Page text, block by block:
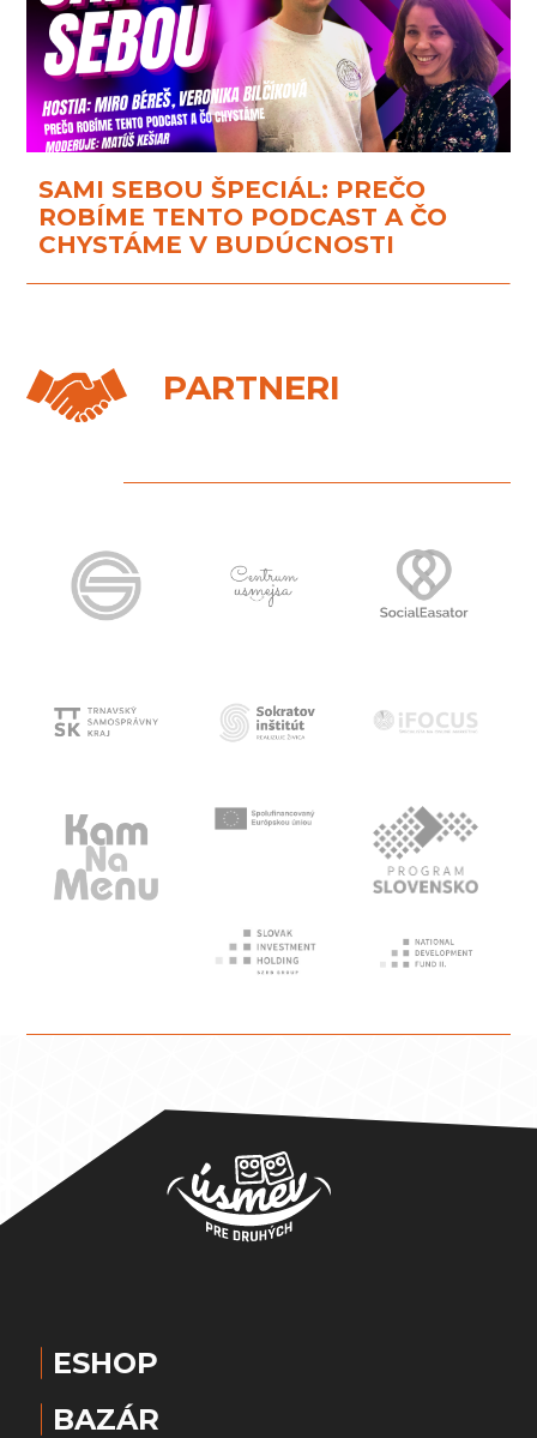
SAMI SEBOU ŠPECIÁL: PREČO
ROBÍME TENTO PODCAST A ČO
CHYSTÁME V BUDÚCNOSTI
PARTNERI
ESHOP
BAZÁR